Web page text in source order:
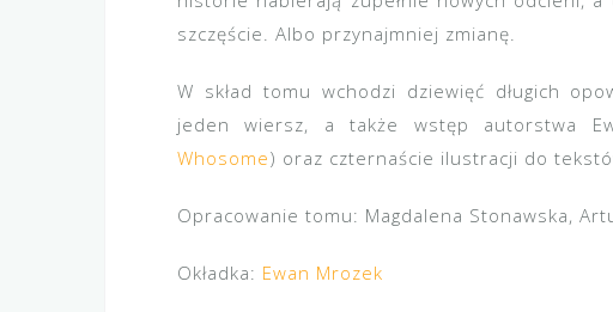
szczęście. Albo przynajmniej zmianę.
W skład tomu wchodzi dziewięć długich
jeden wiersz, a także wstęp autorstwa
Whosome) oraz czternaście ilustracji do
Opracowanie tomu: Magdalena Stonawska,
Okładka: Ewan Mrozek